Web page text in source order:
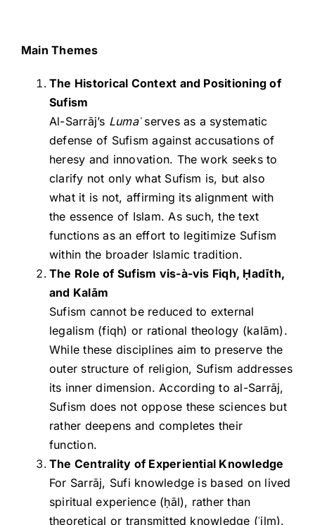
Main Themes
The Historical Context and Positioning of
Sufism
Al-Sarrāj’s Lumaʿserves as a systematic
defense of Sufism against accusations of
heresy and innovation. The work seeks to
clarify not only what Sufism is, but also
what it is not, affirming its alignment with
the essence of Islam. As such, the text
functions as an effort to legitimize Sufism
within the broader Islamic tradition.
The Role of Sufism vis-à-vis Fiqh, Ḥadīth,
and Kalām
Sufism cannot be reduced to external
legalism (fiqh) or rational theology (kalām).
While these disciplines aim to preserve the
outer structure of religion, Sufism addresses
its inner dimension. According to al-Sarrāj,
Sufism does not oppose these sciences but
rather deepens and completes their
function.
The Centrality of Experiential Knowledge
For Sarrāj, Sufi knowledge is based on lived
spiritual experience (ḥāl), rather than
theoretical or transmitted knowledge (ʿilm).